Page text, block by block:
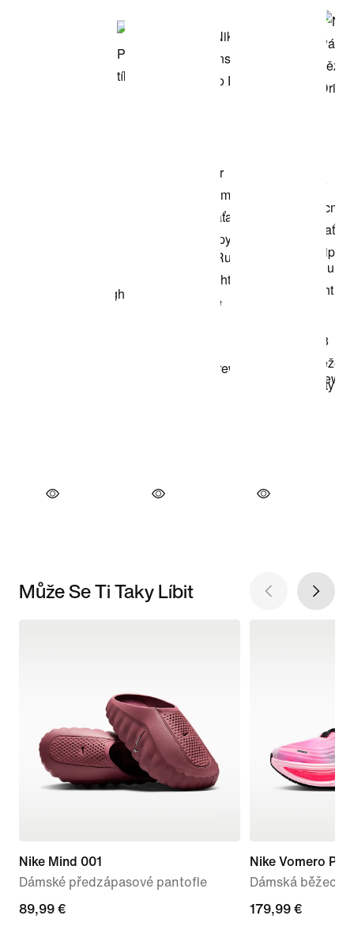
Může Se Ti Taky Líbit
Nike Mind 001
Dámské předzápasové pantofle
89,99 €
89,99 €
Nike Vomero Plus
Dámská
179,99 €
179,99 €